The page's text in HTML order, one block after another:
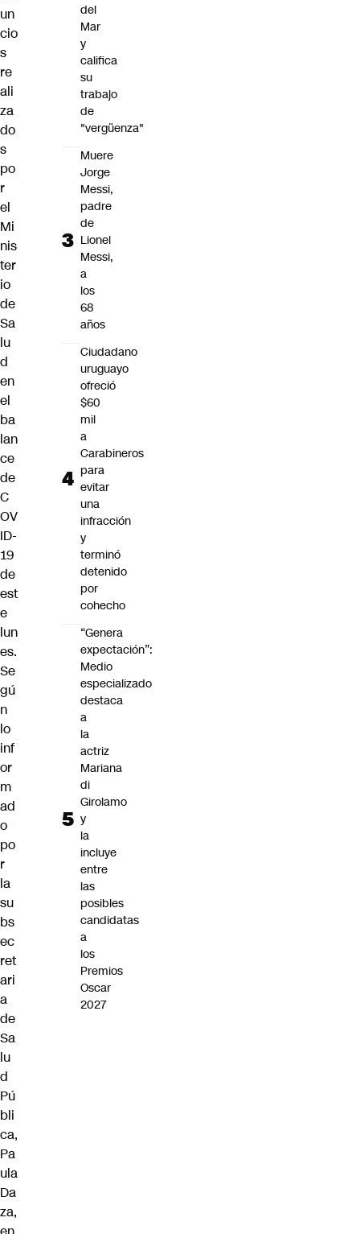
un
cio
s
re
ali
za
do
s
po
r
el
Mi
nis
ter
io
de
Sa
lu
d
en
el
ba
lan
ce
de
C
OV
ID-
19
de
est
e
lun
es.
Se
gú
n
lo
inf
or
m
ad
o
po
r
la
su
bs
ec
ret
ari
a
de
Sa
lu
d
Pú
bli
ca,
Pa
ula
Da
za,
del
Mar
y
califica
su
trabajo
de
"vergüenza"
Muere
Jorge
Messi,
padre
de
Lionel
Messi,
a
los
68
años
Ciudadano
uruguayo
ofreció
$60
mil
a
Carabineros
para
evitar
una
infracción
y
terminó
detenido
por
cohecho
“Genera
expectación”:
Medio
especializado
destaca
a
la
actriz
Mariana
di
Girolamo
y
la
incluye
entre
las
posibles
candidatas
a
los
Premios
Oscar
2027